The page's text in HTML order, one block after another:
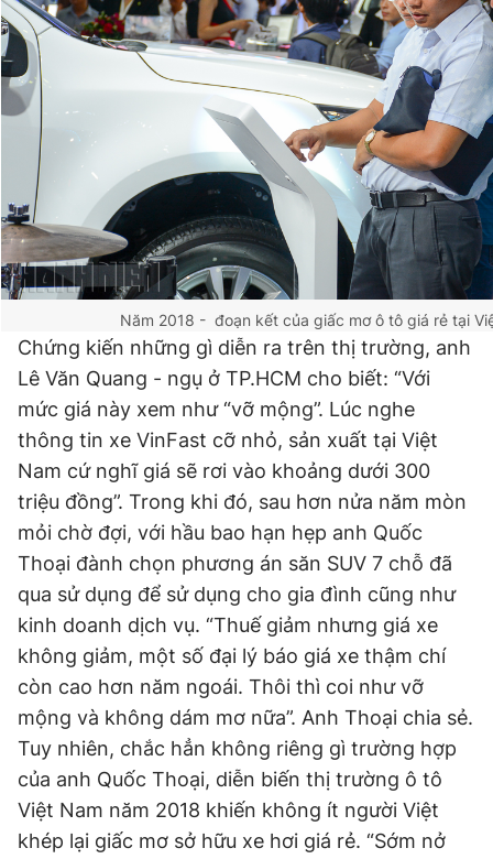
Năm 2018 - đoạn kết của giấc mơ ô tô giá rẻ tại
Chứng kiến những gì diễn ra trên thị trường, anh
Lê Văn Quang - ngụ ở TP.HCM cho biết: “Với
mức giá này xem như “vỡ mộng”. Lúc nghe
thông tin xe VinFast cỡ nhỏ, sản xuất tại Việt
Nam cứ nghĩ giá sẽ rơi vào khoảng dưới 300
triệu đồng”. Trong khi đó, sau hơn nửa năm mòn
mỏi chờ đợi, với hầu bao hạn hẹp anh Quốc
Thoại đành chọn phương án săn SUV 7 chỗ đã
qua sử dụng để sử dụng cho gia đình cũng như
kinh doanh dịch vụ. “Thuế giảm nhưng giá xe
không giảm, một số đại lý báo giá xe thậm chí
còn cao hơn năm ngoái. Thôi thì coi như vỡ
mộng và không dám mơ nữa”. Anh Thoại chia sẻ.
Tuy nhiên, chắc hẳn không riêng gì trường hợp
của anh Quốc Thoại, diễn biến thị trường ô tô
Việt Nam năm 2018 khiến không ít người Việt
khép lại giấc mơ sở hữu xe hơi giá rẻ. “Sớm nở